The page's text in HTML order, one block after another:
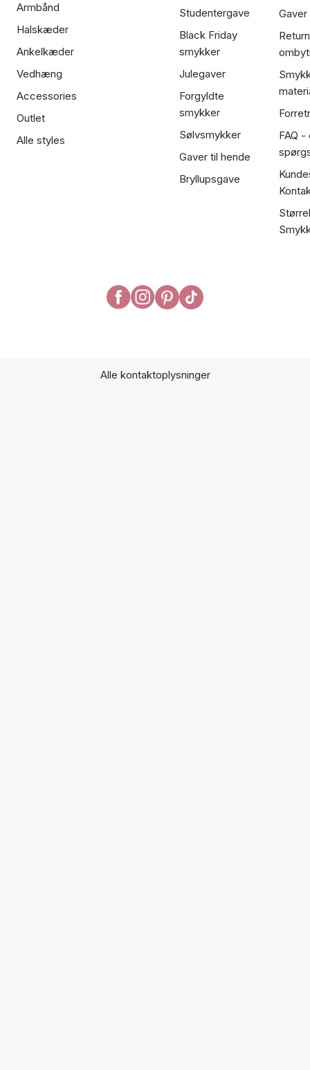
Armbånd
Halskæder
Ankelkæder
Vedhæng
Accessories
Outlet
Alle styles
Studentergave
Black Friday
smykker
Julegaver
Forgyldte
smykker
Sølvsmykker
Gaver til hende
Bryllupsgave
FAQ
Alle kontaktoplysninger